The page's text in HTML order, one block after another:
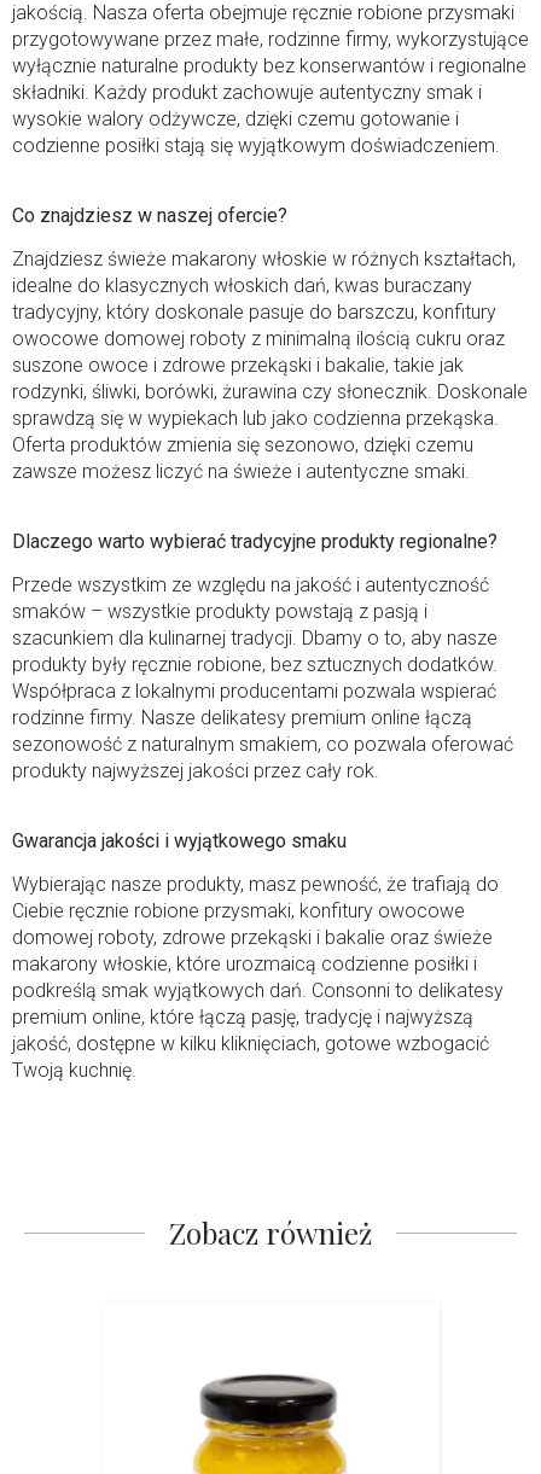
jakością. Nasza oferta obejmuje ręcznie robione przysmaki
przygotowywane przez małe, rodzinne firmy, wykorzystujące
wyłącznie naturalne produkty bez konserwantów i regionalne
składniki. Każdy produkt zachowuje autentyczny smak i
wysokie walory odżywcze, dzięki czemu gotowanie i
codzienne posiłki stają się wyjątkowym doświadczeniem.
Co znajdziesz w naszej ofercie?
Znajdziesz świeże makarony włoskie w różnych kształtach,
idealne do klasycznych włoskich dań, kwas buraczany
tradycyjny, który doskonale pasuje do barszczu, konfitury
owocowe domowej roboty z minimalną ilością cukru oraz
suszone owoce i zdrowe przekąski i bakalie, takie jak
rodzynki, śliwki, borówki, żurawina czy słonecznik. Doskonale
sprawdzą się w wypiekach lub jako codzienna przekąska.
Oferta produktów zmienia się sezonowo, dzięki czemu
zawsze możesz liczyć na świeże i autentyczne smaki.
Dlaczego warto wybierać tradycyjne produkty regionalne?
Przede wszystkim ze względu na jakość i autentyczność
smaków – wszystkie produkty powstają z pasją i
szacunkiem dla kulinarnej tradycji. Dbamy o to, aby nasze
produkty były ręcznie robione, bez sztucznych dodatków.
Współpraca z lokalnymi producentami pozwala wspierać
rodzinne firmy. Nasze delikatesy premium online łączą
sezonowość z naturalnym smakiem, co pozwala oferować
produkty najwyższej jakości przez cały rok.
Gwarancja jakości i wyjątkowego smaku
Wybierając nasze produkty, masz pewność, że trafiają do
Ciebie ręcznie robione przysmaki, konfitury owocowe
domowej roboty, zdrowe przekąski i bakalie oraz świeże
makarony włoskie, które urozmaicą codzienne posiłki i
podkreślą smak wyjątkowych dań. Consonni to delikatesy
premium online, które łączą pasję, tradycję i najwyższą
jakość, dostępne w kilku kliknięciach, gotowe wzbogacić
Twoją kuchnię.
Zobacz również